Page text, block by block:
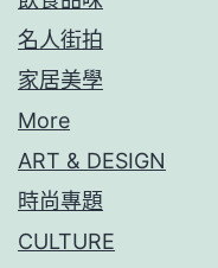
名人街拍
家居美學
More
ART & DESIGN
時尚專題
CULTURE